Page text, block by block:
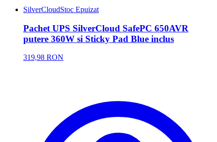
SilverCloudStoc Epuizat
Pachet UPS SilverCloud SafePC 650AVR
putere 360W si Sticky Pad Blue inclus
319,98 RON